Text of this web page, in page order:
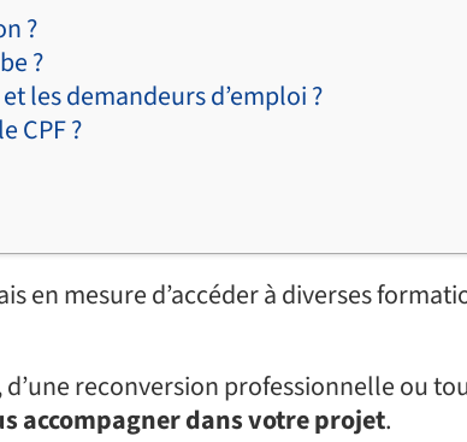
?
?
les demandeurs d’emploi ?
CPF ?
en mesure d’accéder à diverses
reconversion professionnelle ou
accompagner dans votre projet.